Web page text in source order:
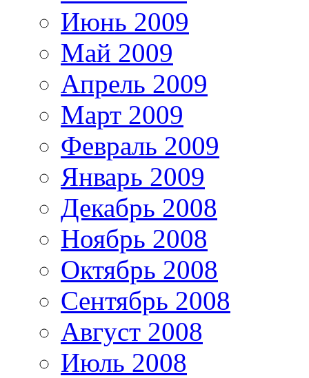
Июнь 2009
Май 2009
Апрель 2009
Март 2009
Февраль 2009
Январь 2009
Декабрь 2008
Ноябрь 2008
Октябрь 2008
Сентябрь 2008
Август 2008
Июль 2008